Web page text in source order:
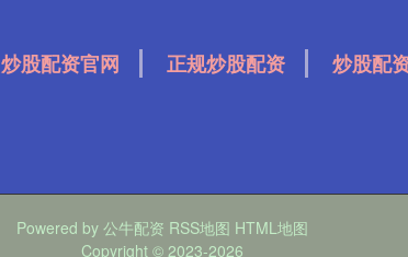
炒股配资官网 正规炒股配资 炒股配
Powered by 公牛配资 RSS地图 HTML地图
Copyright © 2023-2026